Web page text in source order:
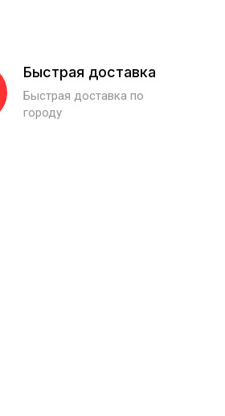
Быстрая доставка
Быстрая доставка по
городу